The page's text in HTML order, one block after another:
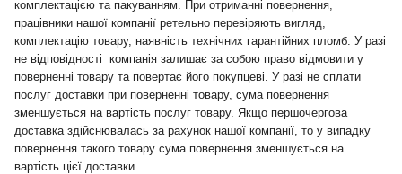
комплектацією та пакуванням. При отриманні повернення,
працівники нашої компанії ретельно перевіряють вигляд,
комплектацію товару, наявність технічних гарантійних пломб. У разі
не відповідності компанія залишає за собою право відмовити у
поверненні товару та повертає його покупцеві. У разі не сплати
послуг доставки при поверненні товару, сума повернення
зменшується на вартість послуг товару. Якщо першочергова
доставка здійснювалась за рахунок нашої компанії, то у випадку
повернення такого товару сума повернення зменшується на
вартість цієї доставки.